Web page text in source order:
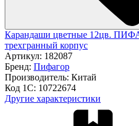
Карандаши цветные 12цв.
трехгранный корпус
Артикул: 182087
Бренд: Пифагор
Производитель: Китай
Код 1С: 10722674
Другие характеристики